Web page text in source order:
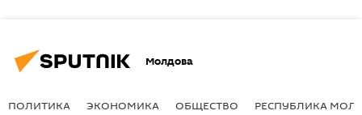
Молдова
ПОЛИТИКА ЭКОНОМИКА ОБЩЕСТВО РЕСПУБЛИКА